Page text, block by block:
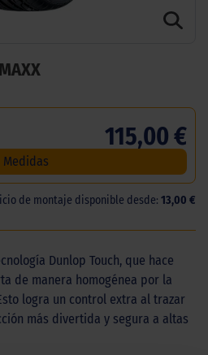
115,00 €
Medidas
de montaje disponible desde: 13,00 €
Dunlop Touch, que hace
de manera homogénea por la
logra un control extra al trazar
más divertida y segura a altas